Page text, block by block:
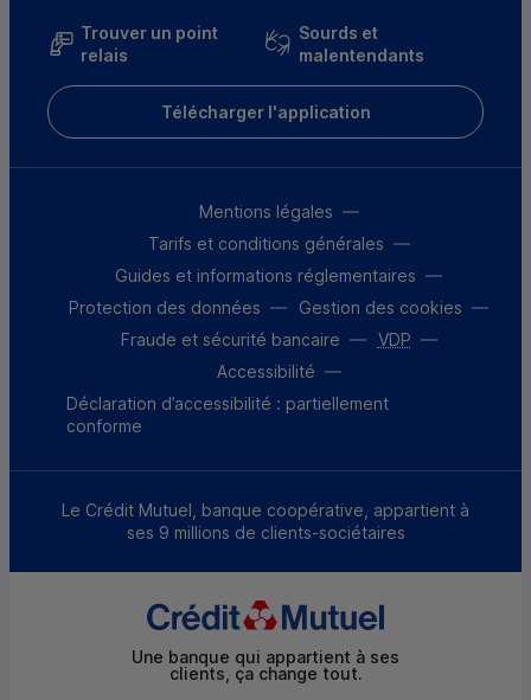
Trouver un point
relais
Sourds et
malentendants
Télécharger l'application
Mentions légales
Tarifs et conditions générales
Guides et informations réglementaires
Protection des données
Gestion des cookies
Fraude et sécurité bancaire
VDP
Accessibilité
Déclaration d’accessibilité : partiellement
conforme
Le Crédit Mutuel, banque coopérative, appartient à
ses 9 millions de clients-sociétaires
Une banque qui appartient à ses
clients, ça change tout.